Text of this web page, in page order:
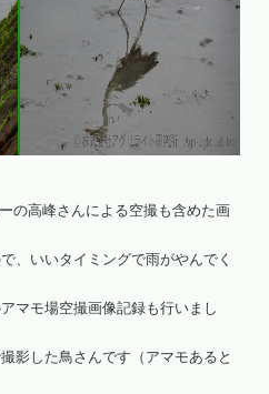
の高峰さんによる空撮も含めた画
、いいタイミングで雨がやんでく
マモ場空撮画像記録も行いまし
影した鳥さんです（アマモあると